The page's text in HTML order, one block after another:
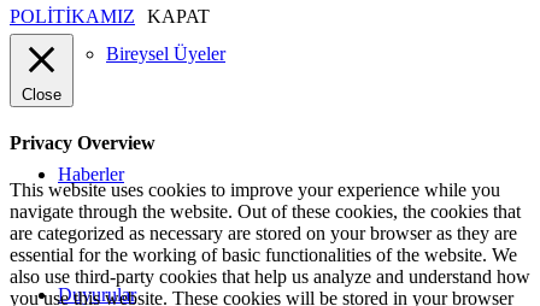
Bireysel Üyeler
Haberler
Duyurular
POLİTİKAMIZ
KAPAT
Close
Privacy Overview
This website uses cookies to improve your experience while you
navigate through the website. Out of these cookies, the cookies that
are categorized as necessary are stored on your browser as they are
essential for the working of basic functionalities of the website. We
also use third-party cookies that help us analyze and understand how
you use this website. These cookies will be stored in your browser